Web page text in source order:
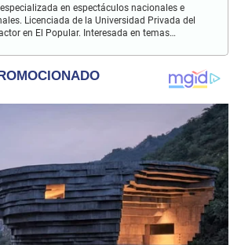
en espectáculos nacionales e
Licenciada de la Universidad Privada del
en El Popular. Interesada en temas